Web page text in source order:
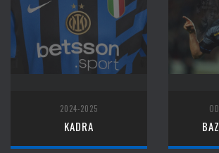
2024-2025
KADRA